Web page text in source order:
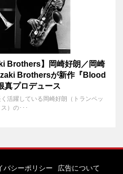
Brothers】岡崎好朗／岡崎
Brothersが新作『Blood
真プロデュース
活躍している岡崎好朗（トランペッ
）の･･･
バシーポリシー 広告について